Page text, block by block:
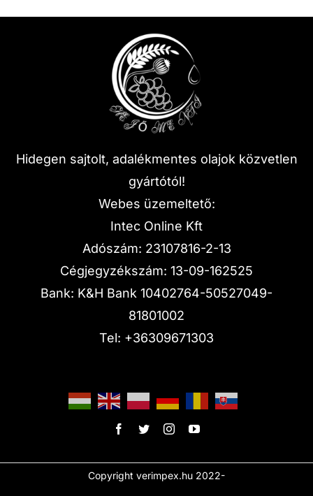
Hidegen sajtolt, adalékmentes olajok közvetlen
gyártótól!
Webes üzemeltető:
Intec Online Kft
Adószám: 23107816-2-13
Cégjegyzékszám: 13-09-162525
Bank: K&H Bank 10402764-50527049-
81801002
Tel: +36309671303
Copyright verimpex.hu 2022-